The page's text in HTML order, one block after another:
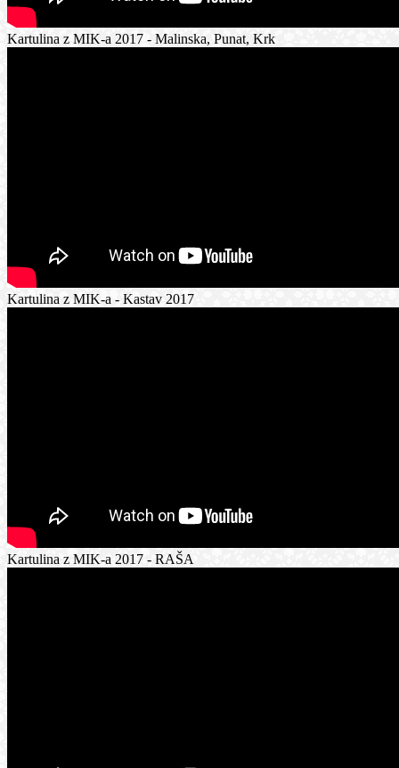
Kartulina z MIK-a 2017 - Malinska, Punat, Krk
Kartulina z MIK-a - Kastav 2017
Kartulina z MIK-a 2017 - RAŠA